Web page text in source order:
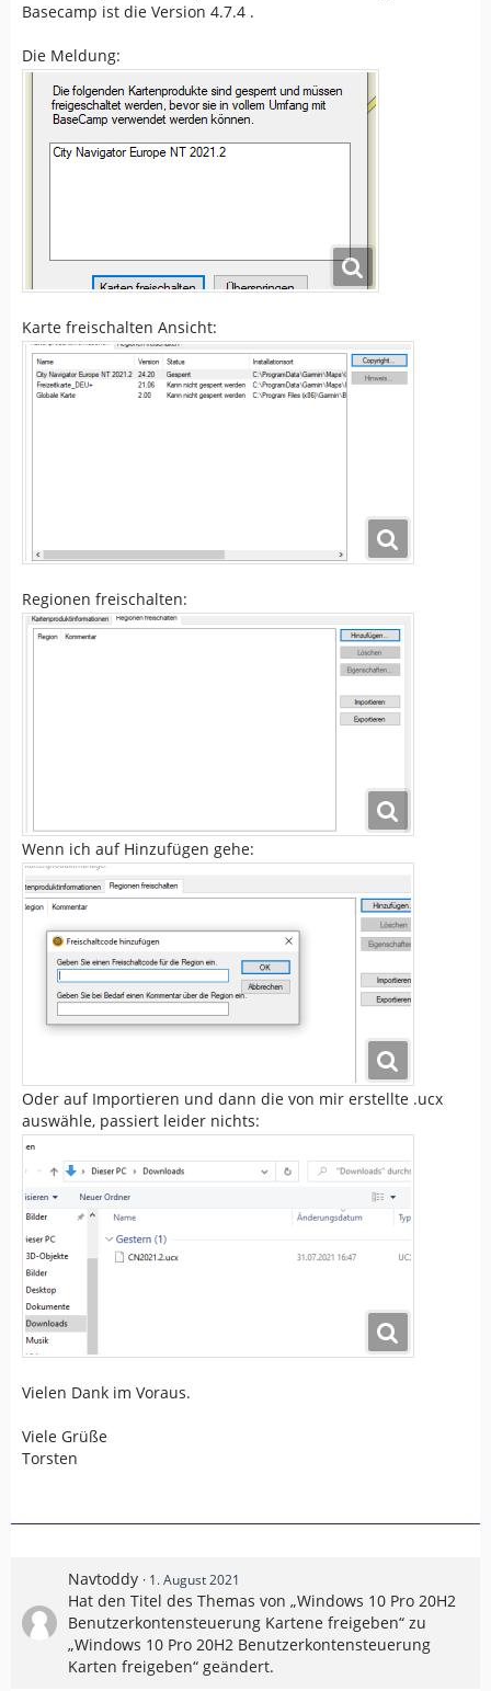
Basecamp ist die Version 4.7.4 .
Die Meldung:
Karte freischalten Ansicht:
Regionen freischalten:
Wenn ich auf Hinzufügen gehe:
Oder auf Importieren und dann die von mir erstellte .ucx
auswähle, passiert leider nichts:
Vielen Dank im Voraus.
Viele Grüße
Torsten
Navtoddy 1. August 2021
Hat den Titel des Themas von „Windows 10 Pro 20H2
Benutzerkontensteuerung Kartene freigeben“ zu
„Windows 10 Pro 20H2 Benutzerkontensteuerung
Karten freigeben“ geändert.